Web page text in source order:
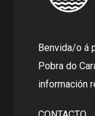
Benvida/o á
Pobra do
información